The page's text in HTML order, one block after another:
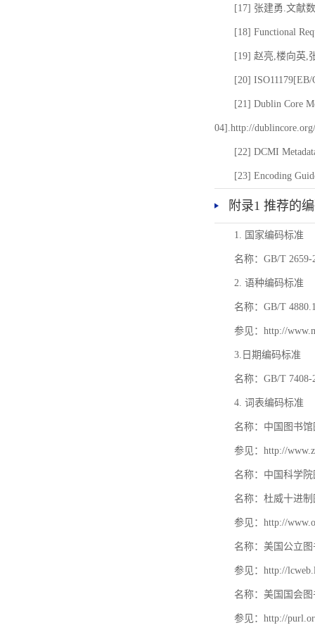
[17] 张建勇.文献
[18] Functional
[19] 赵亮,楼向英,
[20] ISO11179[EB/
[21] Dublin Core
04].http://
[22] DCMI
[23] Encoding
附录1 推荐的
1. 国家编码标准
名称：GB/T
2. 语种编码标准
名称：GB/T
参见：http://
3.日期编码标准
名称：GB/T
4. 词表编码标准
名称：中国图书
参见：http://
名称：中国科学
名称：杜威十进
参见：http://
名称：美国公立
参见：http://
名称：美国国会
参见：http://